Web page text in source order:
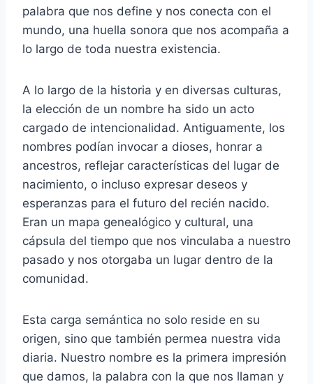
palabra que nos define y nos conecta con el
mundo, una huella sonora que nos acompaña a
lo largo de toda nuestra existencia.
A lo largo de la historia y en diversas culturas,
la elección de un nombre ha sido un acto
cargado de intencionalidad. Antiguamente, los
nombres podían invocar a dioses, honrar a
ancestros, reflejar características del lugar de
nacimiento, o incluso expresar deseos y
esperanzas para el futuro del recién nacido.
Eran un mapa genealógico y cultural, una
cápsula del tiempo que nos vinculaba a nuestro
pasado y nos otorgaba un lugar dentro de la
comunidad.
Esta carga semántica no solo reside en su
origen, sino que también permea nuestra vida
diaria. Nuestro nombre es la primera impresión
que damos, la palabra con la que nos llaman y